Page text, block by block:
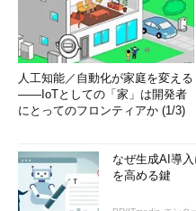
人工知能／自動化が家庭を変える
――IoTとしての「家」は開発者
にとってのフロンティアか (1/3)
なぜ生成AI導
を高める鍵